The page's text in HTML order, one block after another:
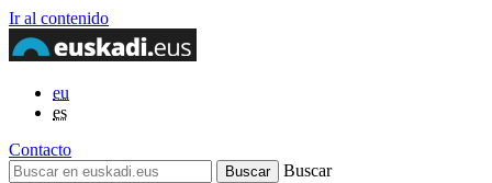
Ir al contenido
eu
es
Contacto
Buscar